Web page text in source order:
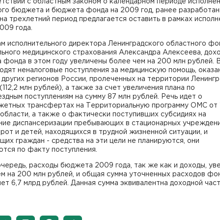
с областным законом о календарном периоде
бюджета и бюджета фонда на 2009 год, ранее
трехлетний период предлагается оставить в рамках
года.
исполнительного директора Ленинградского областного
медицинского страхования Александра Алексеева,
в этом году увеличены более чем на 200 млн рублей.
неналоговые поступления за медицинскую помощь,
регионов России, пролеченных на территории
млн рублей), а также за счет увеличения плана по
поступлениям на сумму 87 млн рублей. Речь идет о
трансфертах на Территориальную программу ОМС от
а также о фактически поступивших субсидиях на
диспансеризации пребывающих в стационарных
и детей, находящихся в трудной жизненной ситуации, и
граждан - средства на эти цели не планируются, они
по факту поступления.
расходы бюджета 2009 года, так же как и доходы,
на 200 млн рублей, и общая сумма уточненных расходов
6,7 млрд рублей. Данная сумма эквивалентна доходной